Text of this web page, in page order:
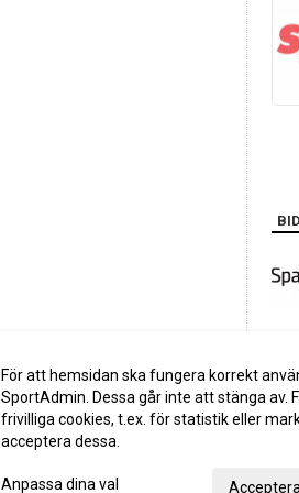
För att hemsidan ska fungera korrekt
SportAdmin. Dessa går inte att stänga av.
frivilliga cookies, t.ex. för statistik eller
acceptera dessa.
Anpassa dina val